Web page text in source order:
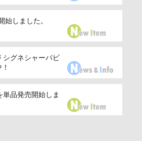
始しました。
シグネシャーパビ
単品発売開始しま